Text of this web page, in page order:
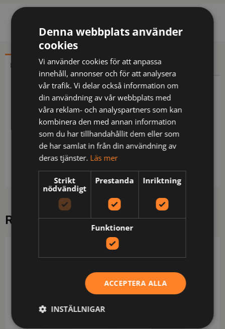
BESKRIVNING YTTERLIGARE INFORMATION
Beskrivning
Bälg i rygg / Dold knäppning med tryckknappar /
Skjortkrage med tryckknappar / 2 bröstfickor med
lock / Mudd i ärmar / Bound seam / Autoklaverbar
121° max 20 min / Materialet godkänt enligt EN
1149-3 / ISO klass 7 / OEKO-TEX®-certifierad.
RELATERADE PRODUKTER
Denna webbplats använder
cookies
Vi använder cookies för att anpassa
innehåll, annonser och för att analysera
vår trafik. Vi delar också information om
din användning av vår webbplats med
våra reklam- och analyspartners som kan
kombinera den med annan information
som du har tillhandahållit dem eller som
de har samlat in från din användning av
deras tjänster. Läs mer
Strikt
nödvändigt
Prestanda Inriktning
Funktioner
ACCEPTERA ALLA
INSTÄLLNIGAR